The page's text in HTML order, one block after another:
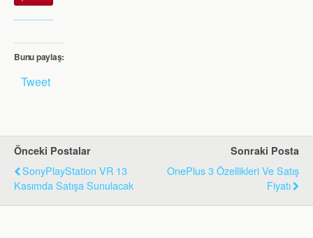
Bunu paylaş:
Tweet
Önceki Postalar
SonyPlayStation VR 13
Kasımda Satışa Sunulacak
Sonraki Posta
OnePlus 3 Özellikleri Ve Satış
Fiyatı